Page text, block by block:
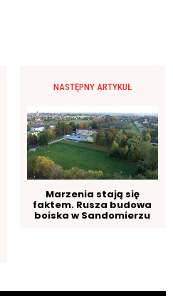
NASTĘPNY ARTYKUŁ
Marzenia stają się
faktem. Rusza budowa
boiska w Sandomierzu